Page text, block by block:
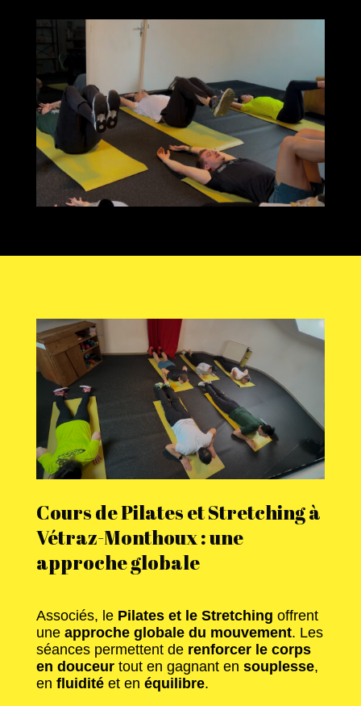
Cours de Pilates et Stretching à
Vétraz-Monthoux : une
approche globale
Associés, le Pilates et le Stretching offrent
une approche globale du mouvement. Les
séances permettent de renforcer le corps
en douceurtout en gagnant en souplesse,
en fluiditéet en équilibre.